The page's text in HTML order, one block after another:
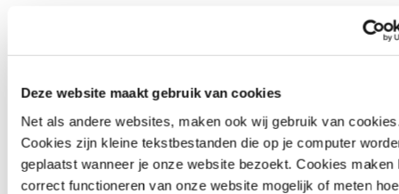
Deze website maakt gebruik van cookies
Net als andere websites, maken ook wij gebruik van
Cookies zijn kleine tekstbestanden die op je computer
geplaatst wanneer je onze website bezoekt. Cookies maken
correct functioneren van onze website mogelijk of meten hoe